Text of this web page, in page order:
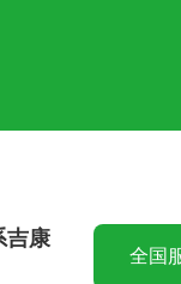
吉康
全国